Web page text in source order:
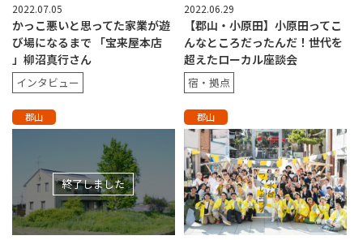
2022.07.05
かっこ悪いと思ってた家業が遊
び場になるまで 「宝来屋本店
」柳沼真行さん
インタビュー
2022.06.29
【郡山・小原田】小原田ってこ
んなところだったんだ！世代を
超えたローカル座談会
宿・拠点
郡山
終了しました
郡山